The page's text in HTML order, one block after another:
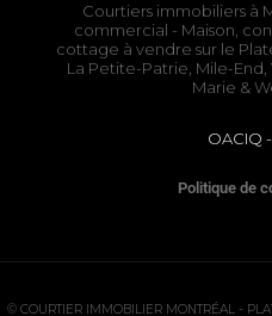
Courtiers immobiliers à
commercial - Maison,
cottage à vendre sur le
La Petite-Patrie, Mile-
Marie &
OACIQ -
Politique de
© COURTIER IMMOBILIER MONTRÉAL -